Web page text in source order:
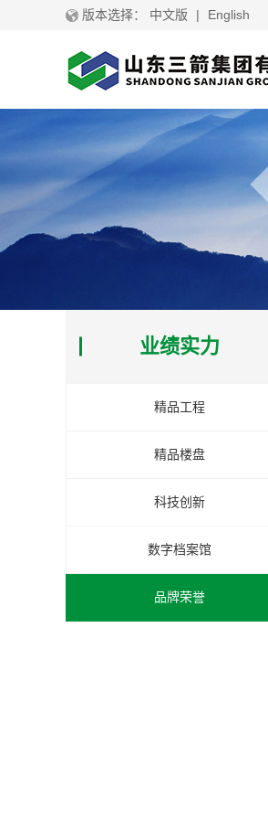
版本选择： 中文版 | English
业绩实力
精品工程
精品楼盘
科技创新
数字档案馆
品牌荣誉